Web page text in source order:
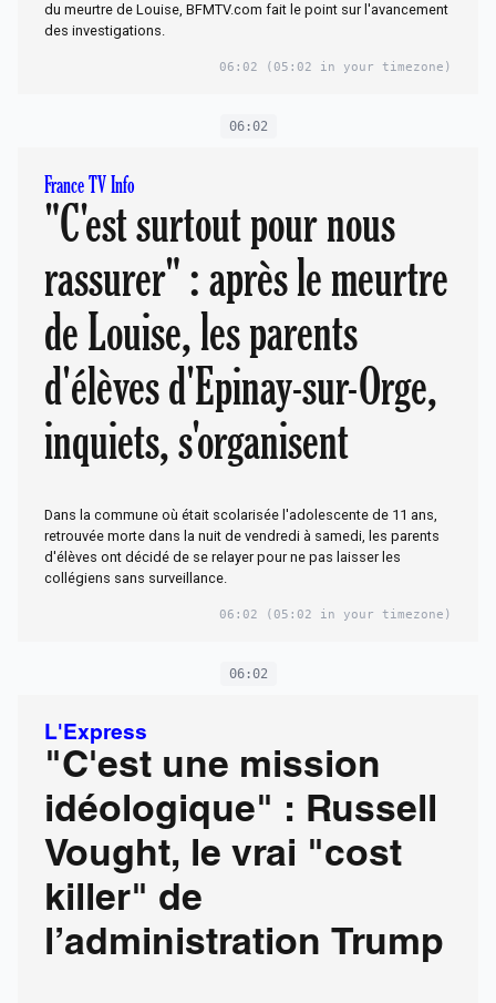
du meurtre de Louise, BFMTV.com fait le point sur l'avancement
des investigations.
06:02 (05:02 in your timezone)
06:02
France TV Info
"C'est surtout pour nous
rassurer" : après le meurtre
de Louise, les parents
d'élèves d'Epinay-sur-Orge,
inquiets, s'organisent
Dans la commune où était scolarisée l'adolescente de 11 ans,
retrouvée morte dans la nuit de vendredi à samedi, les parents
d'élèves ont décidé de se relayer pour ne pas laisser les
collégiens sans surveillance.
06:02 (05:02 in your timezone)
06:02
L'Express
"C'est une mission
idéologique" : Russell
Vought, le vrai "cost
killer" de
l’administration Trump